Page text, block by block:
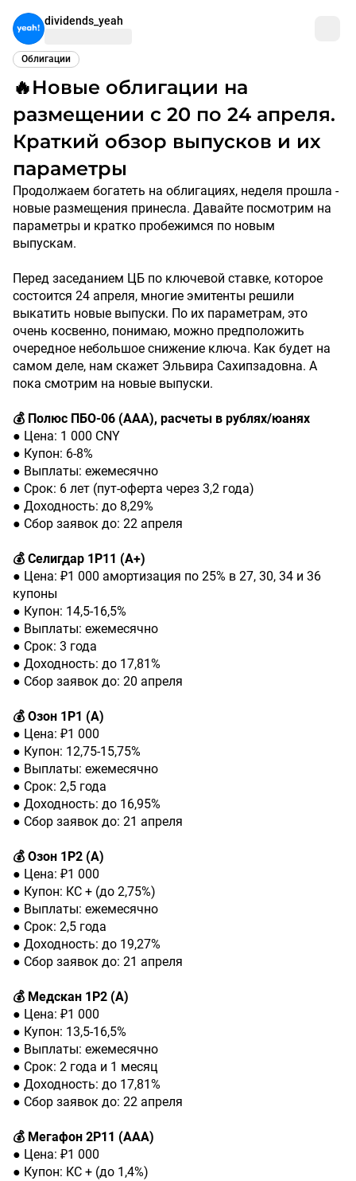
dividends_yeah
Облигации
🔥Новые облигации на
размещении с 20 по 24 апреля.
Краткий обзор выпусков и их
параметры
Продолжаем богатеть на облигациях, неделя прошла -
новые размещения принесла. Давайте посмотрим на
параметры и кратко пробежимся по новым
выпускам.
Перед заседанием ЦБ по ключевой ставке, которое
состоится 24 апреля, многие эмитенты решили
выкатить новые выпуски. По их параметрам, это
очень косвенно, понимаю, можно предположить
очередное небольшое снижение ключа. Как будет на
самом деле, нам скажет Эльвира Сахипзадовна. А
пока смотрим на новые выпуски.
💰 Полюс ПБО-06 (ААА), расчеты в рублях/юанях
● Цена: 1 000 CNY
● Купон: 6-8%
● Выплаты: ежемесячно
● Срок: 6 лет (пут-оферта через 3,2 года)
● Доходность: до 8,29%
● Сбор заявок до: 22 апреля
💰 Селигдар 1Р11 (А+)
● Цена: ₽1 000 амортизация по 25% в 27, 30, 34 и 36
купоны
● Купон: 14,5-16,5%
● Выплаты: ежемесячно
● Срок: 3 года
● Доходность: до 17,81%
● Сбор заявок до: 20 апреля
💰 Озон 1Р1 (А)
● Цена: ₽1 000
● Купон: 12,75-15,75%
● Выплаты: ежемесячно
● Срок: 2,5 года
● Доходность: до 16,95%
● Сбор заявок до: 21 апреля
💰 Озон 1Р2 (А)
● Цена: ₽1 000
● Купон: КС + (до 2,75%)
● Выплаты: ежемесячно
● Срок: 2,5 года
● Доходность: до 19,27%
● Сбор заявок до: 21 апреля
💰 Медскан 1Р2 (А)
● Цена: ₽1 000
● Купон: 13,5-16,5%
● Выплаты: ежемесячно
● Срок: 2 года и 1 месяц
● Доходность: до 17,81%
● Сбор заявок до: 22 апреля
💰 Мегафон 2Р11 (ААА)
● Цена: ₽1 000
● Купон: КС + (до 1,4%)